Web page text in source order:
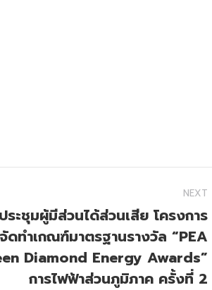
NEXT
ระชุมผู้มีส่วนได้ส่วนเสีย โครงการ
จัดทำเกณฑ์มาตรฐานรางวัล “PEA
Diamond Energy Awards”
การไฟฟ้าส่วนภูมิภาค ครั้งที่ 2